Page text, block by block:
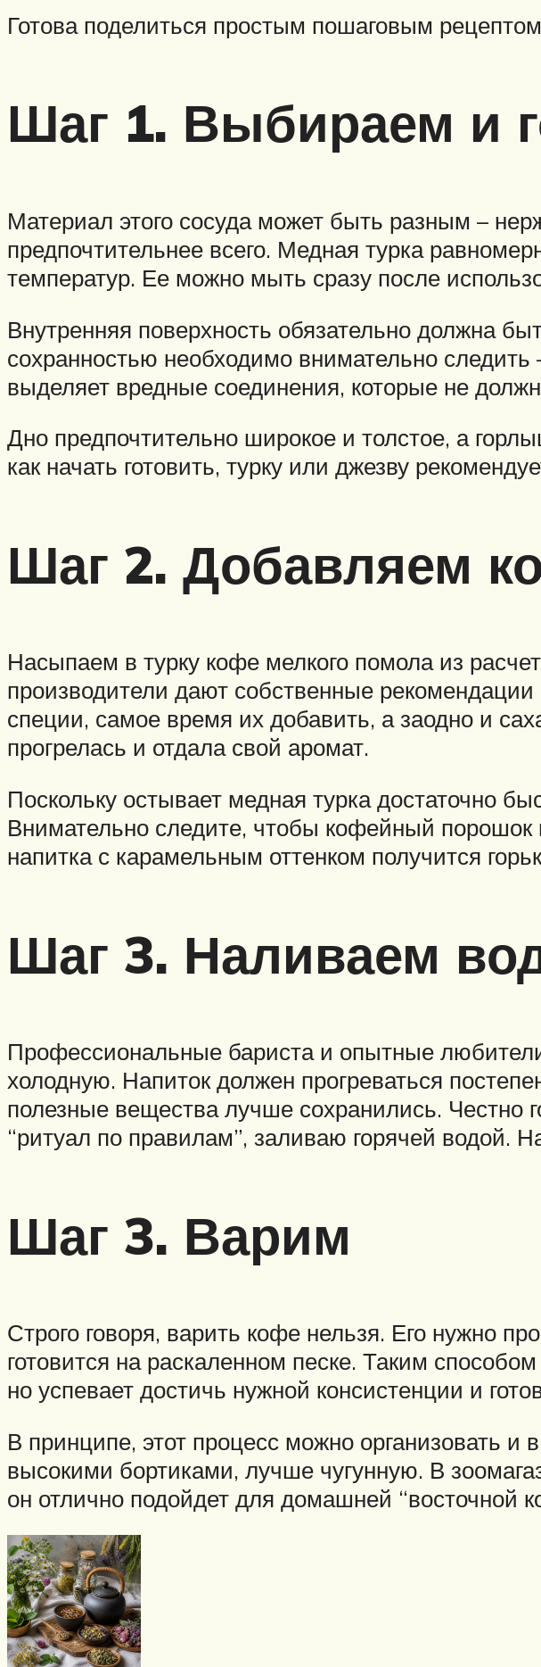
Готова поделиться простым пошаговым
Шаг 1. Выбираем и
Материал этого сосуда может быть разным –
предпочтительнее всего. Медная турка
температур. Ее можно мыть сразу после
Внутренняя поверхность обязательно должна
сохранностью необходимо внимательно следить
выделяет вредные соединения, которые не
Дно предпочтительно широкое и толстое, а
как начать готовить, турку или джезву
Шаг 2. Добавляем
Насыпаем в турку кофе мелкого помола из
производители дают собственные
специи, самое время их добавить, а заодно и
прогрелась и отдала свой аромат.
Поскольку остывает медная турка достаточно
Внимательно следите, чтобы кофейный порошок
напитка с карамельным оттенком получится
Шаг 3. Наливаем
Профессиональные бариста и опытные
холодную. Напиток должен прогреваться
полезные вещества лучше сохранились. Честно
“ритуал по правилам”, заливаю горячей водой.
Шаг 3. Варим
Строго говоря, варить кофе нельзя. Его нужно
готовится на раскаленном песке. Таким
но успевает достичь нужной консистенции и
В принципе, этот процесс можно организовать
высокими бортиками, лучше чугунную. В
он отлично подойдет для домашней “восточной